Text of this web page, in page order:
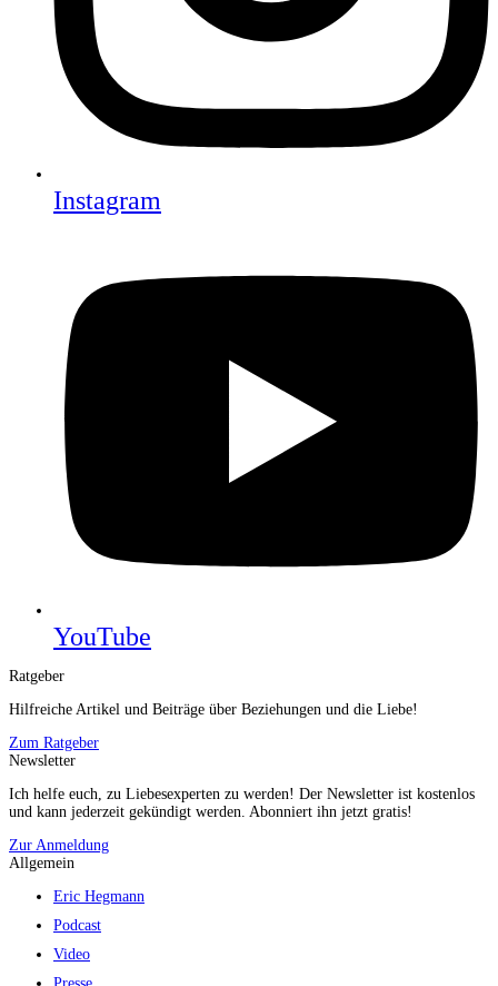
Instagram
YouTube
Ratgeber
Hilfreiche Artikel und Beiträge über Beziehungen und die Liebe!
Zum Ratgeber
Newsletter
Ich helfe euch, zu Liebesexperten zu werden! Der Newsletter ist kostenlos
und kann jederzeit gekündigt werden. Abonniert ihn jetzt gratis!
Zur Anmeldung
Allgemein
Eric Hegmann
Podcast
Video